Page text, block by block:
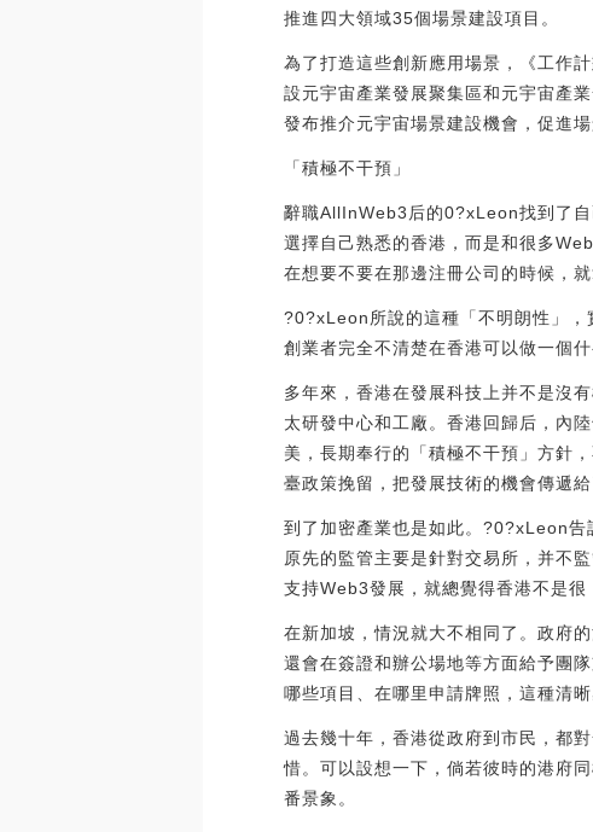
推進四大領域35個場景建設項目。
為了打造這些創新應用場景，《工作
設元宇宙產業發展聚集區和元宇宙產
發布推介元宇宙場景建設機會，促進
「積極不干預」
辭職AllInWeb3后的0?xLeon找到了
選擇自己熟悉的香港，而是和很多
在想要不要在那邊注冊公司的時候，
?0?xLeon所說的這種「不明朗性」，
創業者完全不清楚在香港可以做一個
多年來，香港在發展科技上并不是沒
太研發中心和工廠。香港回歸后，內
美，長期奉行的「積極不干預」方針
臺政策挽留，把發展技術的機會傳遞給
到了加密產業也是如此。?0?xLeon
原先的監管主要是針對交易所，并不
支持Web3發展，就總覺得香港不是
在新加坡，情況就大不相同了。政府
還會在簽證和辦公場地等方面給予團
哪些項目、在哪里申請牌照，這種清
過去幾十年，香港從政府到市民，都
惜。可以設想一下，倘若彼時的港府
番景象。